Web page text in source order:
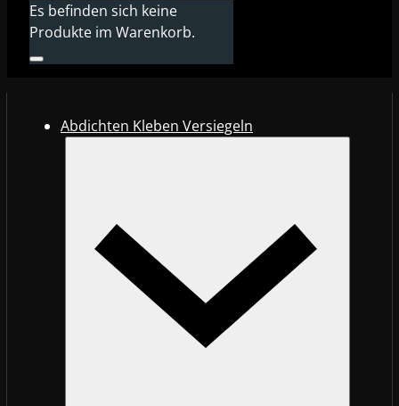
Es befinden sich keine
Produkte im Warenkorb.
Abdichten Kleben Versiegeln